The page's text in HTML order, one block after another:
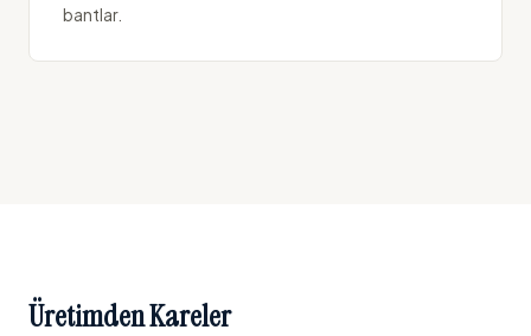
bantlar.
Üretimden Kareler